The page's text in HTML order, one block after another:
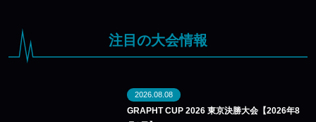
注目の大会情報
2026.08.08
GRAPHT CUP 2026 東京決勝大会【2026年8